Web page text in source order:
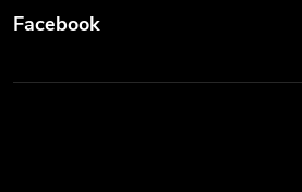
Facebook